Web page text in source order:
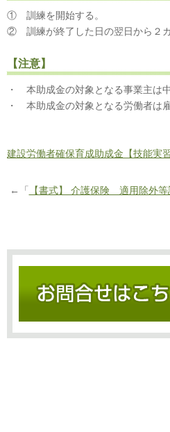
① 訓練を開始する。
② 訓練が終了した日の翌日から２
【注意】
・ 本助成金の対象となる事業主は
・ 本助成金の対象となる労働者は
建設労働者確保育成助成金【技能実
←「 【書式】 介護保険 適用除外